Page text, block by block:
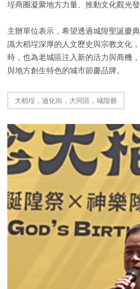
埕商圈凝聚地方力量、推動文化觀光發
主辦單位表示，希望透過城隍聖誕慶
識大稻埕深厚的人文歷史與宗教文化
時，也為老城區注入新的活力與商機
與地方創生特色的城市節慶品牌。
大稻埕，迪化街，大同區，城隍爺